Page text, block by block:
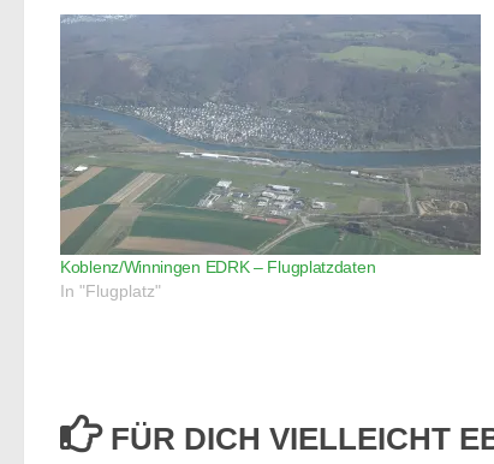
Koblenz/Winningen EDRK – Flugplatzdaten
In "Flugplatz"
FÜR DICH VIELLEICHT